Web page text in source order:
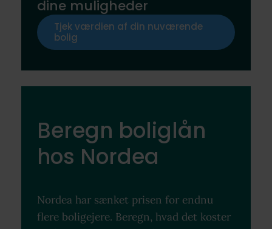
dine muligheder
Tjek værdien af din nuværende
bolig
Beregn boliglån
hos Nordea
Nordea har sænket prisen for endnu
flere boligejere. Beregn, hvad det koster